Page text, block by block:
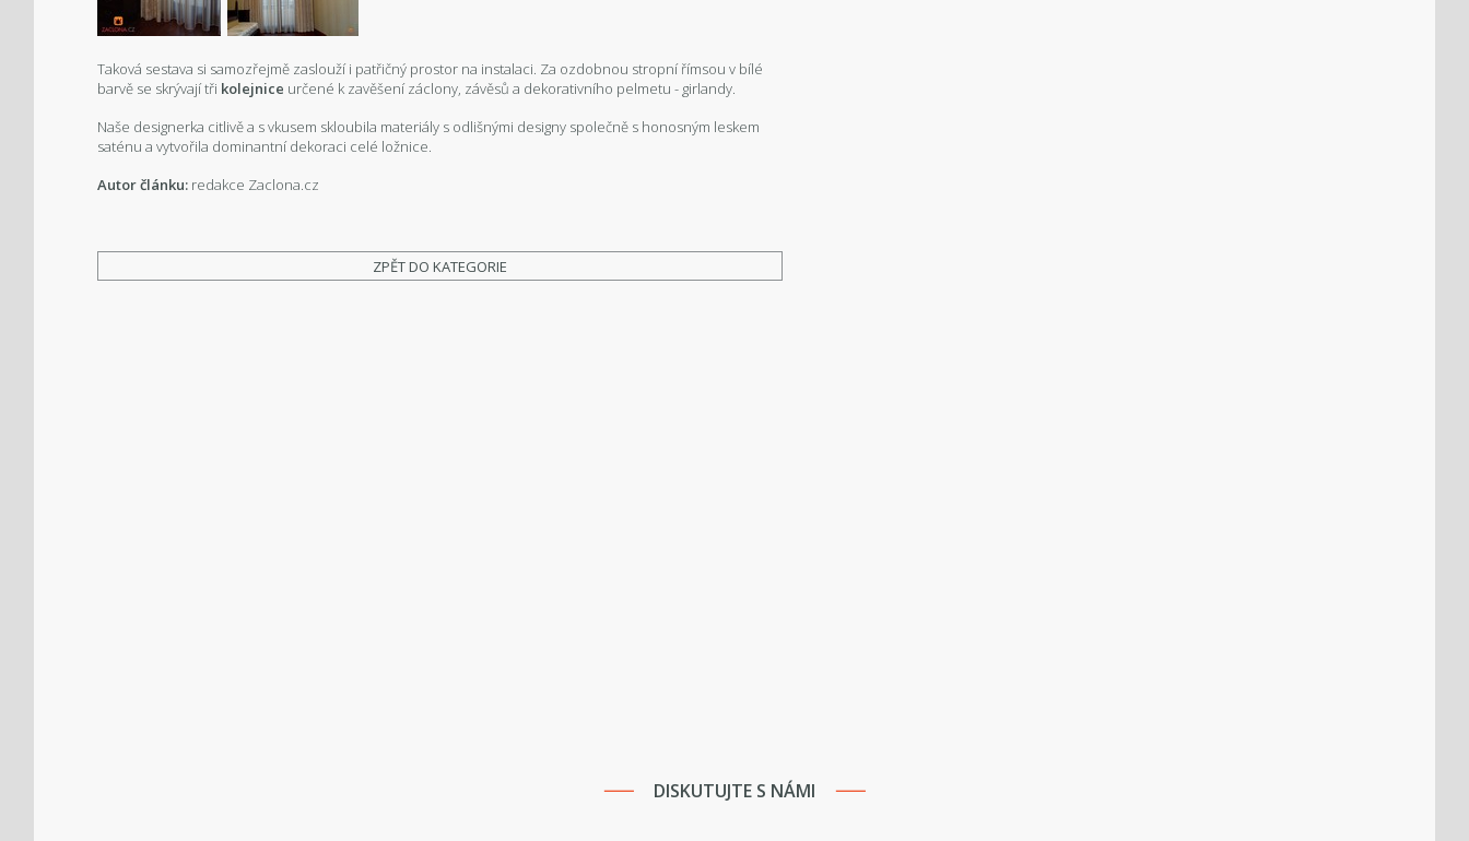
Taková sestava si samozřejmě zaslouží i patřičný prostor na instalaci. Za ozdobnou stropní římsou v bílé
barvě se skrývají tři kolejnice určené k zavěšení záclony, závěsů a dekorativního pelmetu - girlandy.
Naše designerka citlivě a s vkusem skloubila materiály s odlišnými designy společně s honosným leskem
saténu a vytvořila dominantní dekoraci celé ložnice.
Autor článku: redakce Zaclona.cz
ZPĚT DO KATEGORIE
DISKUTUJTE S NÁMI